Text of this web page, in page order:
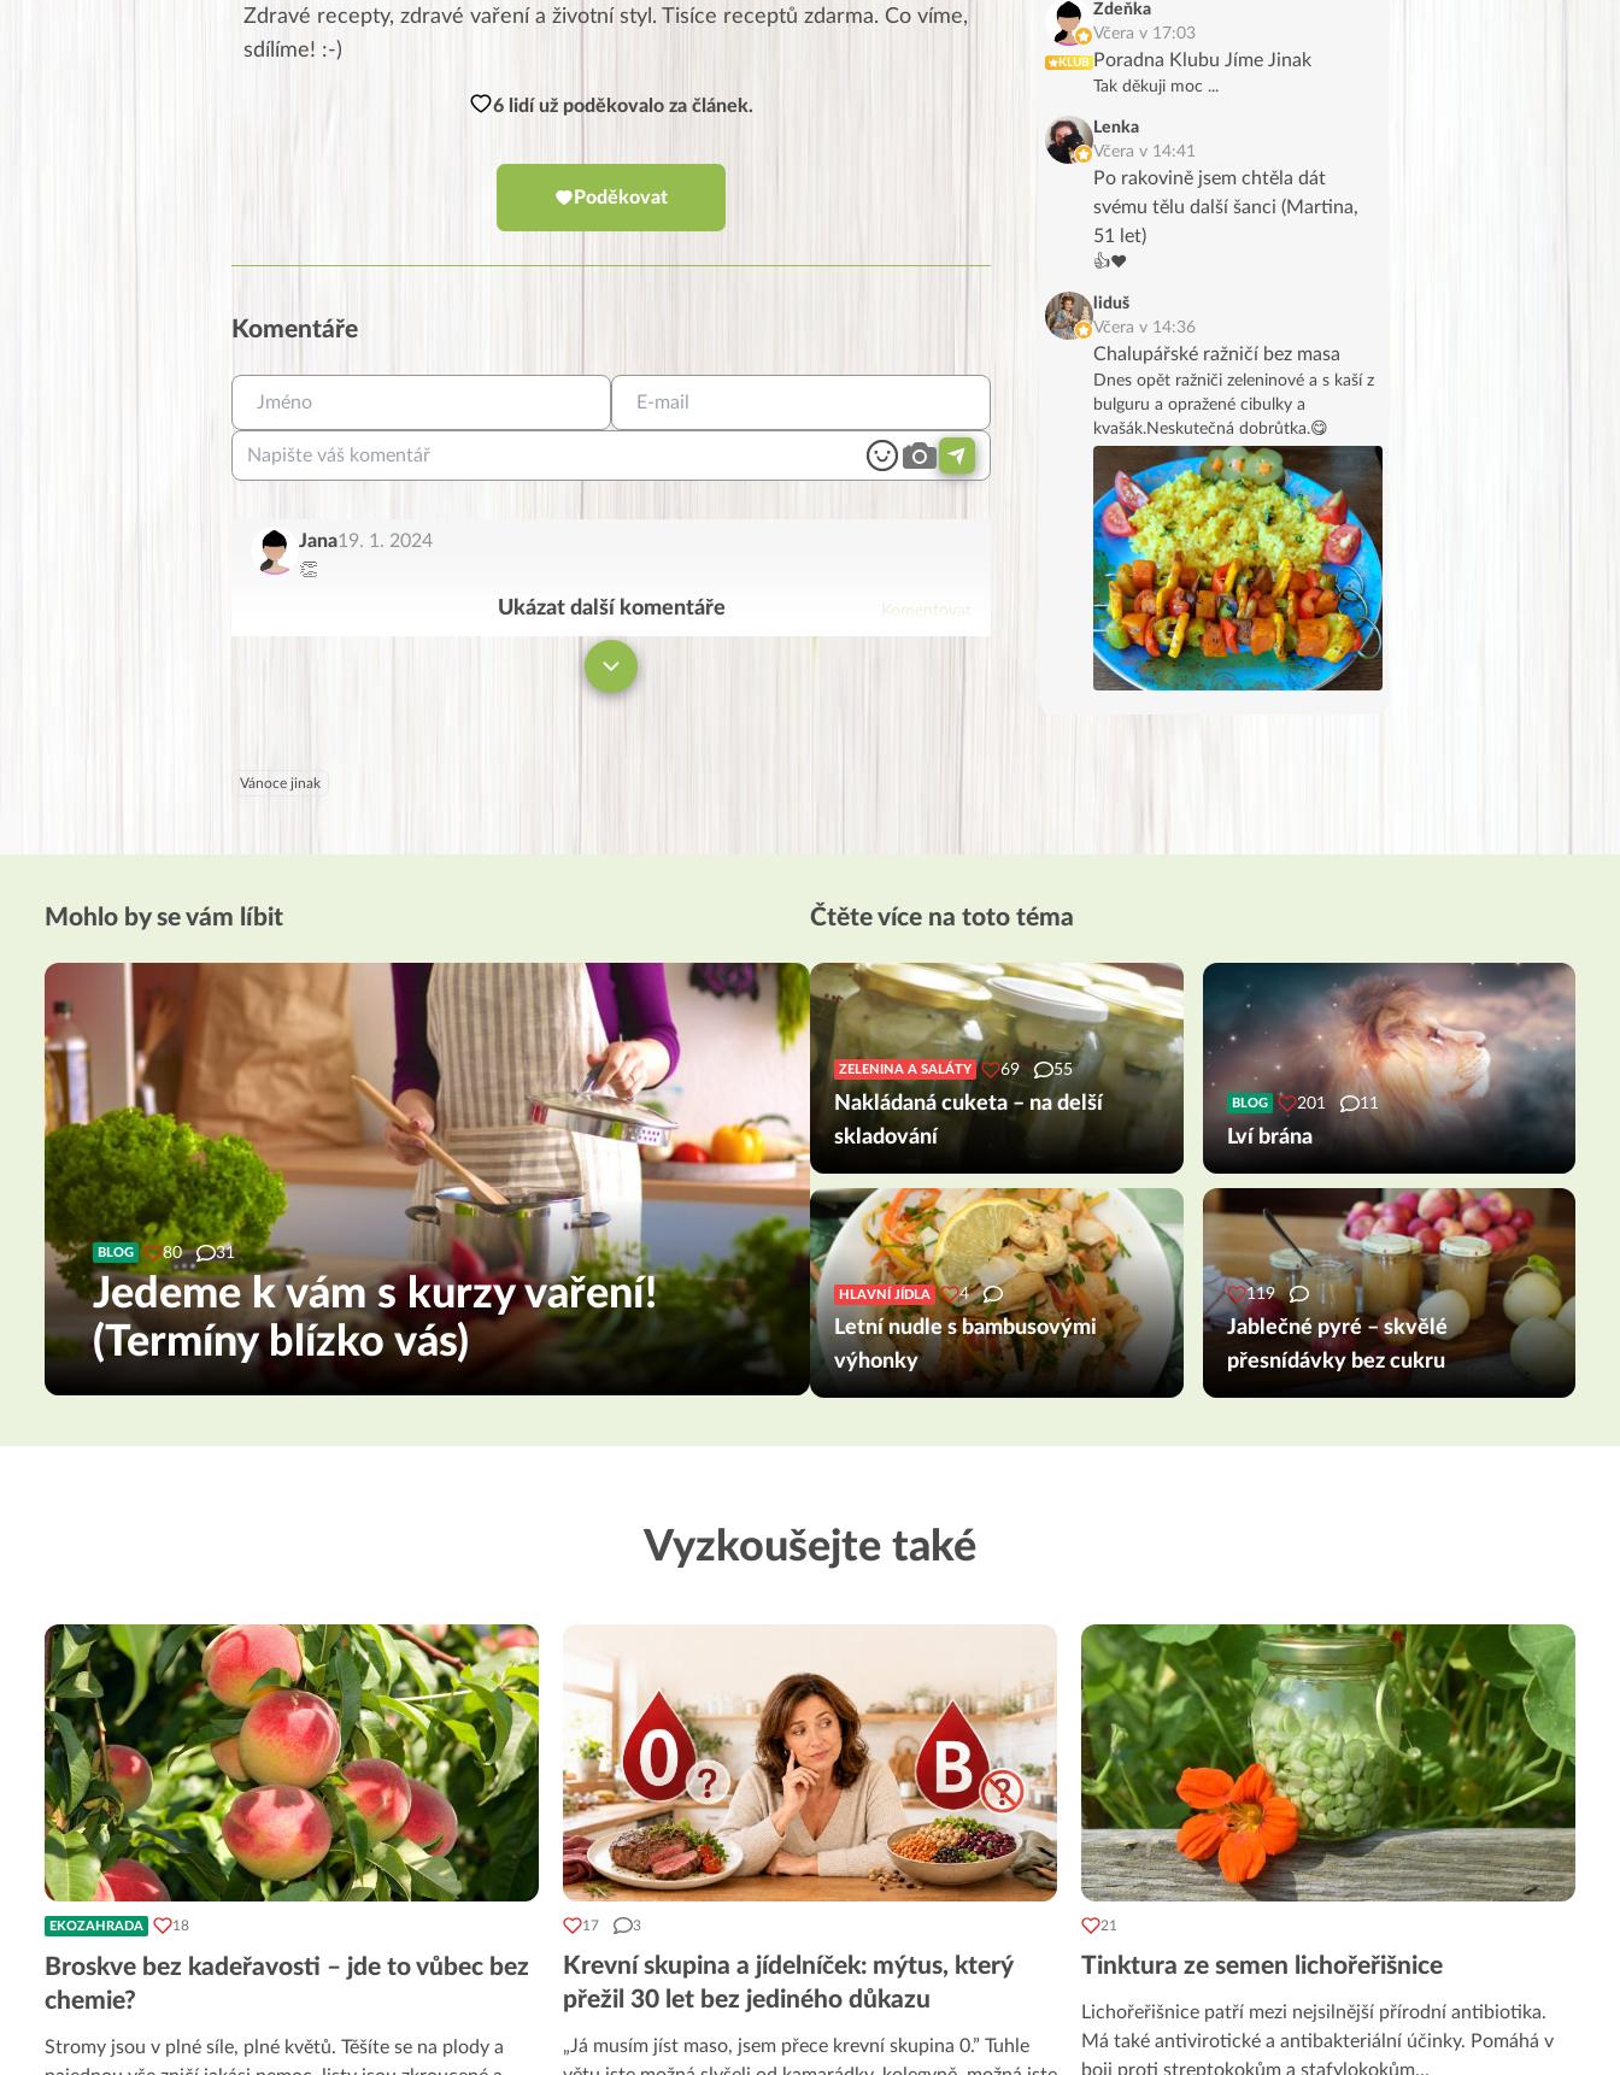
Zdravé recepty, zdravé vaření a životní styl. Tisíce receptů zdarma. Co víme,
sdílíme! :-)
6 lidí už poděkovalo za článek.
Poděkovat
Komentáře
Jana19. 1. 2024
👏
Komentovat
Ukázat další komentáře
Vánoce jinak
KLUB
Zdeňka
Včera v 17:03
Poradna Klubu Jíme Jinak
Tak děkuji moc ...
Lenka
Včera v 14:41
Po rakovině jsem chtěla dát
svému tělu další šanci (Martina,
51 let)
👍❤️
liduš
Včera v 14:36
Chalupářské ražničí bez masa
Dnes opět ražniči zeleninové a s kaší z
bulguru a opražené cibulky a
kvašák.Neskutečná dobrůtka.😋
Mohlo by se vám líbit
BLOG 80 31
Jedeme k vám s kurzy vaření!
(Termíny blízko vás)
Čtěte více na toto téma
ZELENINA A SALÁTY 69 55
Nakládaná cuketa – na delší
skladování
BLOG 201 11
Lví brána
HLAVNÍ JÍDLA 4
Letní nudle s bambusovými
výhonky
119
Jablečné pyré – skvělé
přesnídávky bez cukru
Vyzkoušejte také
EKOZAHRADA 18
Broskve bez kadeřavosti – jde to vůbec bez
chemie?
Stromy jsou v plné síle, plné květů. Těšíte se na plody a
17 3
Krevní skupina a jídelníček: mýtus, který
přežil 30 let bez jediného důkazu
„Já musím jíst maso, jsem přece krevní skupina 0.” Tuhle
21
Tinktura ze semen lichořeřišnice
Lichořeřišnice patří mezi nejsilnější přírodní antibiotika.
Má také antivirotické a antibakteriální účinky. Pomáhá v
boji proti streptokokům a stafylokokům...